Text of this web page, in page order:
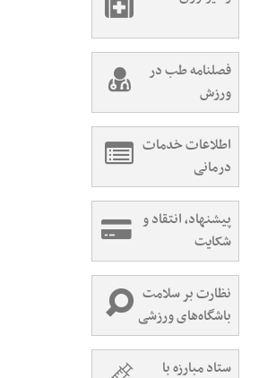
فصلنامه طب در
ورزش
اطلاعات خدمات
درمانی
پیشنهاد، انتقاد و
شکایت
نظارت بر سلامت
باشگاه‌های ورزشی
ستاد مبارزه با